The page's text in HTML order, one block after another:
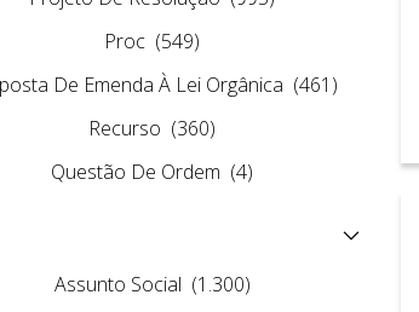
Proc (549)
De Emenda À Lei Orgânica (461)
Recurso (360)
Questão De Ordem (4)
Assunto Social (1.300)